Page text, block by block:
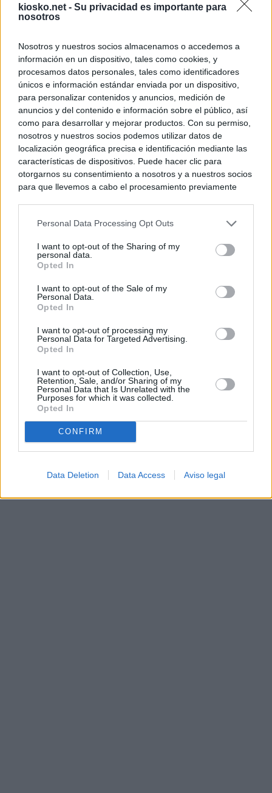
kiosko.net - Su privacidad es importante para
nosotros
Nosotros y nuestros socios almacenamos o accedemos a
información en un dispositivo, tales como cookies, y
procesamos datos personales, tales como identificadores
únicos e información estándar enviada por un dispositivo,
para personalizar contenidos y anuncios, medición de
anuncios y del contenido e información sobre el público, así
como para desarrollar y mejorar productos. Con su permiso,
nosotros y nuestros socios podemos utilizar datos de
localización geográfica precisa e identificación mediante las
características de dispositivos. Puede hacer clic para
otorgarnos su consentimiento a nosotros y a nuestros socios
para que llevemos a cabo el procesamiento previamente
negar su consentimiento. Tenga en cuenta que algún
de su consentimiento, pero usted tiene el derecho de
rechazar tal procesamiento. Sus preferencias se aplicarán
cualquier momento entrando de nuevo en este sitio web o
visitando nuestra política de privacidad.
Personal Data Processing Opt Outs
I want to opt-out of the Sharing of my
personal data.
Opted In
I want to opt-out of the Sale of my
Personal Data.
Opted In
I want to opt-out of processing my
Personal Data for Targeted Advertising.
Opted In
I want to opt-out of Collection, Use,
Retention, Sale, and/or Sharing of my
Personal Data that Is Unrelated with the
Purposes for which it was collected.
Opted In
CONFIRM
Data Deletion Data Access Aviso legal